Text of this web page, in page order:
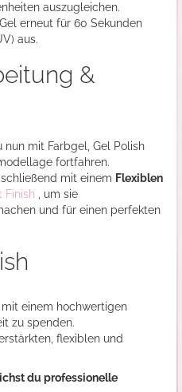
auszugleichen.
erneut für 60 Sekunden
aus.
&
nun mit Farbgel, Gel Polish
fortfahren.
mit einem Flexiblen
Finish , um sie
und für einen perfekten
einem hochwertigen
zu spenden.
flexiblen und
du professionelle